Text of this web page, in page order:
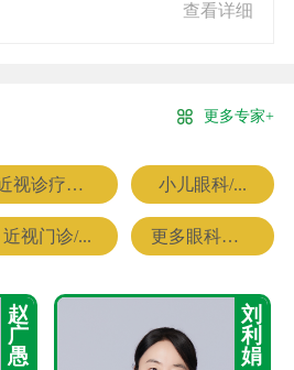
查看详细
更多专家+
近视诊疗专科 小儿眼科/...
近视门诊/... 更多眼科专家
赵
广
愚
刘
利
娟